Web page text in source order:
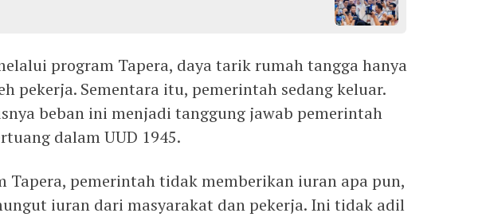
program Tapera, daya tarik rumah tangga hanya
pekerja. Sementara itu, pemerintah sedang keluar.
beban ini menjadi tanggung jawab pemerintah
dalam UUD 1945.
Tapera, pemerintah tidak memberikan iuran apa pun,
iuran dari masyarakat dan pekerja. Ini tidak adil